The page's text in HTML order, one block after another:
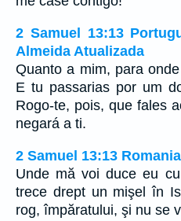
2 Samuel 13:13
Almeida Atualizada
Quanto a mim, para
E tu passarias por um
Rogo-te, pois, que fales
negará a ti.
2 Samuel 13:13
Unde mă voi duce eu
trece drept un mişel în
rog, împăratului, şi nu se